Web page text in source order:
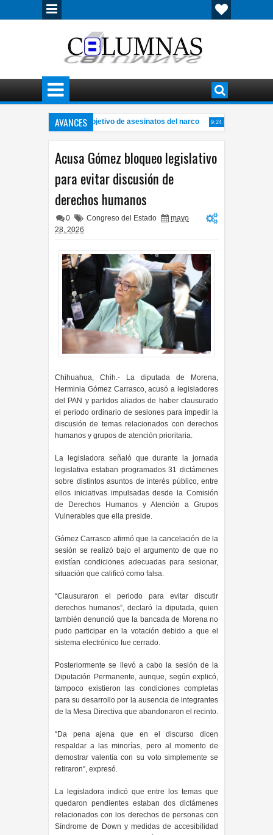
AVANCES
se convirtieron en objetivo de asesinatos del narco 9:24 PM
Acusa Gómez bloqueo legislativo
para evitar discusión de
derechos humanos
0 Congreso del Estado
mayo
28, 2026
Chihuahua, Chih.- La diputada de Morena,
Herminia Gómez Carrasco, acusó a legisladores
del PAN y partidos aliados de haber clausurado
el periodo ordinario de sesiones para impedir la
discusión de temas relacionados con derechos
humanos y grupos de atención prioritaria.
La legisladora señaló que durante la jornada
legislativa estaban programados 31 dictámenes
sobre distintos asuntos de interés público, entre
ellos iniciativas impulsadas desde la Comisión
de Derechos Humanos y Atención a Grupos
Vulnerables que ella preside.
Gómez Carrasco afirmó que la cancelación de la
sesión se realizó bajo el argumento de que no
existían condiciones adecuadas para sesionar,
situación que calificó como falsa.
“Clausuraron el periodo para evitar discutir
derechos humanos”, declaró la diputada, quien
también denunció que la bancada de Morena no
pudo participar en la votación debido a que el
sistema electrónico fue cerrado.
Posteriormente se llevó a cabo la sesión de la
Diputación Permanente, aunque, según explicó,
tampoco existieron las condiciones completas
para su desarrollo por la ausencia de integrantes
de la Mesa Directiva que abandonaron el recinto.
“Da pena ajena que en el discurso dicen
respaldar a las minorías, pero al momento de
demostrar valentía con su voto simplemente se
retiraron”, expresó.
La legisladora indicó que entre los temas que
quedaron pendientes estaban dos dictámenes
relacionados con los derechos de personas con
Síndrome de Down y medidas de accesibilidad